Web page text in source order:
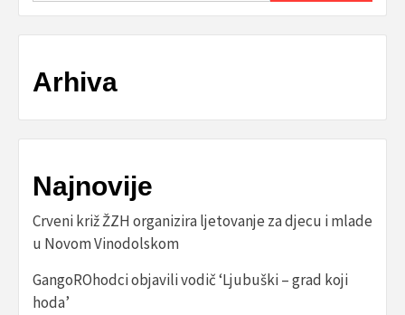
Arhiva
Najnovije
Crveni križ ŽZH organizira ljetovanje za djecu i mlade
u Novom Vinodolskom
GangoROhodci objavili vodič ‘Ljubuški – grad koji
hoda’